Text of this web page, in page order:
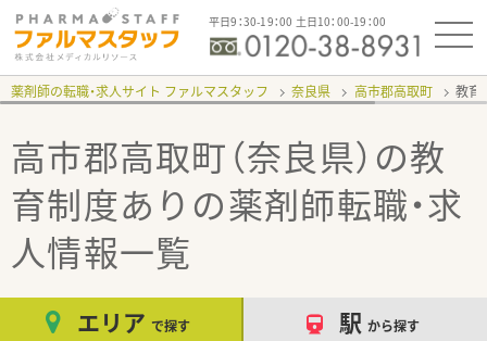
平日9：30-19：00 土日10：00-19：00
薬剤師の転職・求人サイト ファルマスタッフ 奈良県 高市郡高取町 教育
高市郡高取町（奈良県）の教
育制度あり の薬剤師転職・求
人情報一覧
エリア で探す 駅 から探す